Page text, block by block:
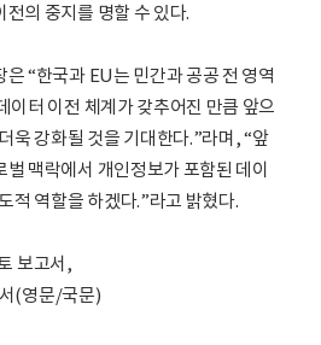
의 중지를 명할 수 있다.
“한국과 EU는 민간과 공공 전 영역
이터 이전 체계가 갖추어진 만큼 앞으
욱 강화될 것을 기대한다.”라며, “앞
맥락에서 개인정보가 포함된 데이
적 역할을 하겠다.”라고 밝혔다.
보고서,
(영문/국문)